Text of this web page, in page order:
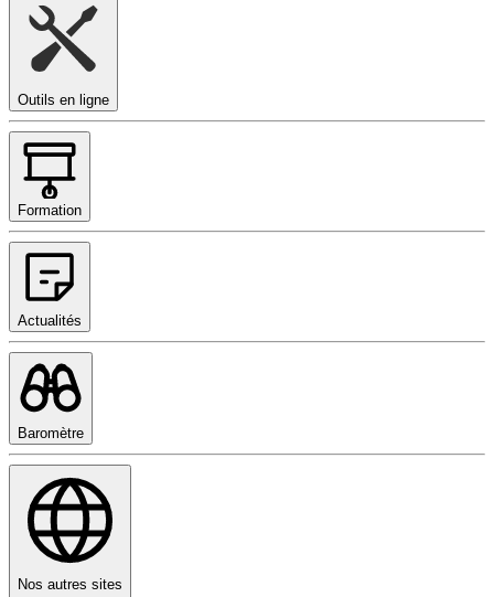
Outils en ligne
Formation
Actualités
Baromètre
Nos autres sites